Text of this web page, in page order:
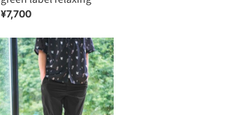
¥7,700